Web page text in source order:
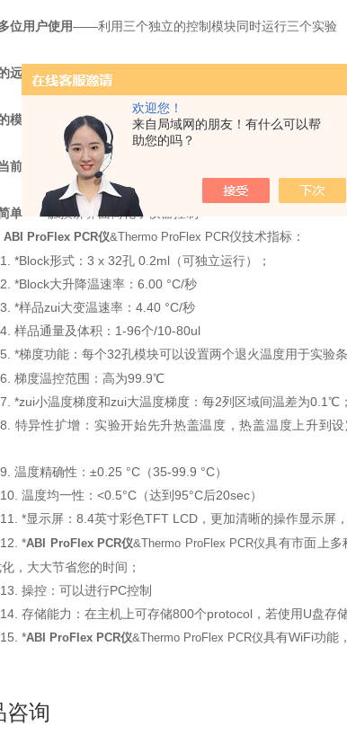
欢迎您！
来自局域网的朋友！有什么可以帮
助您的吗？
位用户使用——利用三个独立的控制模块同时运行三个实验
远程登录——利用免费的移动应用程序， 在任何地方连接您
模块配置 ——可利用五种类型的加热模块进行优化和通量选
前的分析使用——带有热学模拟模式，可像您以前的仪器一样
单 ——触摸屏界面简化了仪器控制
ABI ProFlex PCR仪&Thermo ProFlex PCR仪技术指标：
*Block形式：3 x 32孔 0.2ml（可独立运行）；
*Block大升降温速率：6.00 °C/秒
*样品zui大变温速率：4.40 °C/秒
样品通量及体积：1-96个/10-80ul
*梯度功能：每个32孔模块可以设置两个退火温度用于实验条
梯度温控范围：高为99.9℃
*zui小温度梯度和zui大温度梯度：每2列区域间温差为0.1℃
特异性扩增：实验开始先升热盖温度，热盖温度上升到
温度精确性：±0.25 °C（35-99.9 °C）
温度均一性：<0.5°C（达到95°C后20sec）
*显示屏：8.4英寸彩色TFT LCD，更加清晰的操作显示屏
*ABI ProFlex PCR仪&Thermo ProFlex PCR仪具有市面上多
，大大节省您的时间；
操控：可以进行PC控制
存储能力：在主机上可存储800个protocol，若使用U盘存
*ABI ProFlex PCR仪&Thermo ProFlex PCR仪具有WiFi功能
咨询